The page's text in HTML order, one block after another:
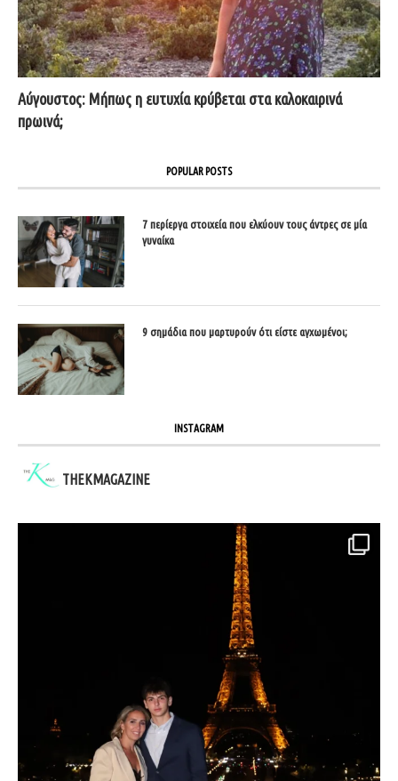
Αύγουστος: Μήπως η ευτυχία κρύβεται στα καλοκαιρινά
πρωινά;
POPULAR POSTS
7 περίεργα στοιχεία που ελκύουν τους άντρες σε μία
γυναίκα
9 σημάδια που μαρτυρούν ότι είστε αγχωμένοι;
INSTAGRAM
THEKMAGAZINE